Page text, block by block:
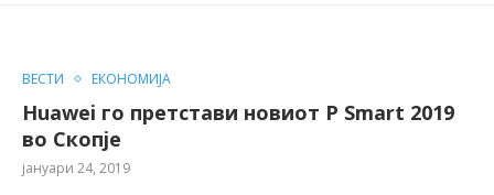
ВЕСТИ ЕКОНОМИЈА
Huawei го претстави новиот P Smart 2019
во Скопје
јануари 24, 2019